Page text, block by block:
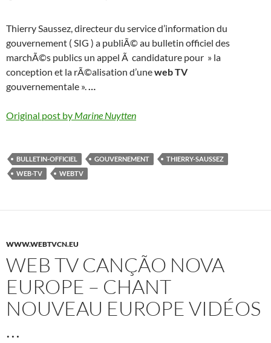
Thierry Saussez, directeur du service d’information du
gouvernement ( SIG ) a publiÃ© au bulletin officiel des
marchÃ©s publics un appel Ã candidature pour » la
conception et la rÃ©alisation d’uneweb TV
gouvernementale ».…
Original post by Marine Nuytten
BULLETIN-OFFICIEL GOUVERNEMENT
THIERRY-SAUSSEZ
WEB-TV
WEBTV
WWW.WEBTVCN.EU
WEB TV CANÇÃO NOVA
EUROPE – CHANT
NOUVEAU EUROPE VIDÉOS
…